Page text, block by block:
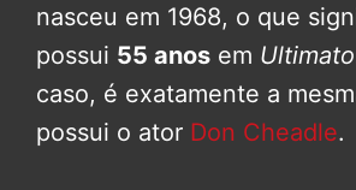
nasceu em 1968, o que
possui 55 anos em Ultimato
caso, é exatamente a
possui o ator Don Cheadle.